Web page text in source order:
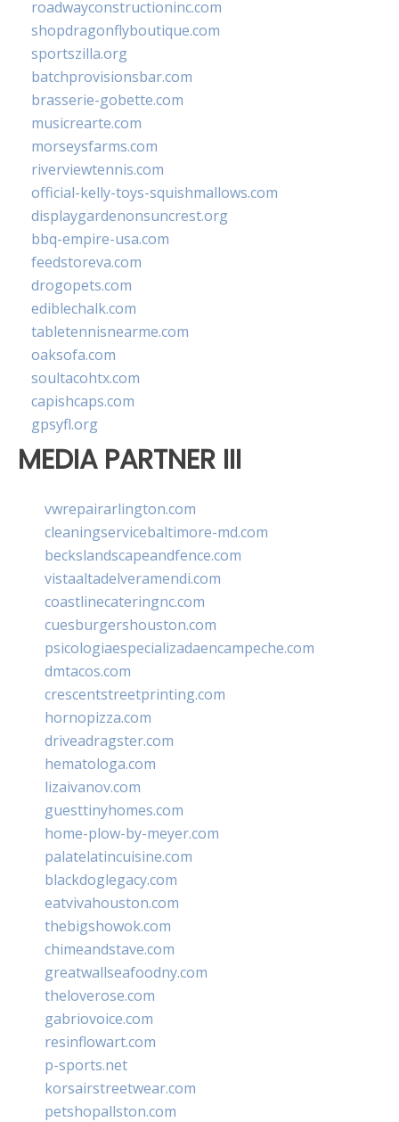
roadwayconstructioninc.com
shopdragonflyboutique.com
sportszilla.org
batchprovisionsbar.com
brasserie-gobette.com
musicrearte.com
morseysfarms.com
riverviewtennis.com
official-kelly-toys-squishmallows.com
displaygardenonsuncrest.org
bbq-empire-usa.com
feedstoreva.com
drogopets.com
ediblechalk.com
tabletennisnearme.com
oaksofa.com
soultacohtx.com
capishcaps.com
gpsyfl.org
MEDIA PARTNER III
vwrepairarlington.com
cleaningservicebaltimore-md.com
beckslandscapeandfence.com
vistaaltadelveramendi.com
coastlinecateringnc.com
cuesburgershouston.com
psicologiaespecializadaencampeche.com
dmtacos.com
crescentstreetprinting.com
hornopizza.com
driveadragster.com
hematologa.com
lizaivanov.com
guesttinyhomes.com
home-plow-by-meyer.com
palatelatincuisine.com
blackdoglegacy.com
eatvivahouston.com
thebigshowok.com
chimeandstave.com
greatwallseafoodny.com
theloverose.com
gabriovoice.com
resinflowart.com
p-sports.net
korsairstreetwear.com
petshopallston.com